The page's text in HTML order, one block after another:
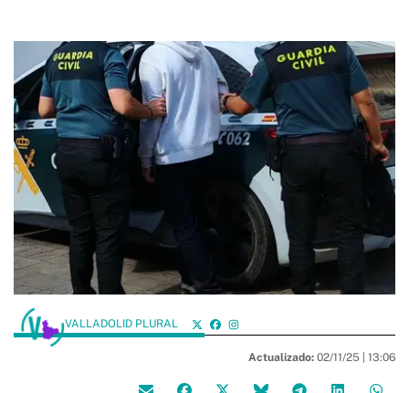
VALLADOLID PLURAL
Actualizado: 02/11/25 | 13:06